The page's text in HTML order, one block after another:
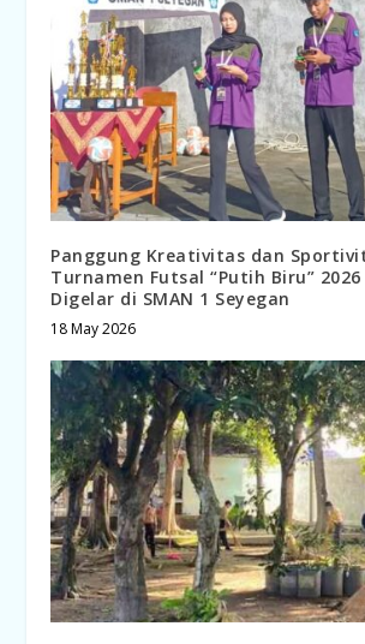
Panggung Kreativitas dan
Turnamen Futsal “Putih Biru” 2026
Digelar di SMAN 1 Seyegan
18 May 2026